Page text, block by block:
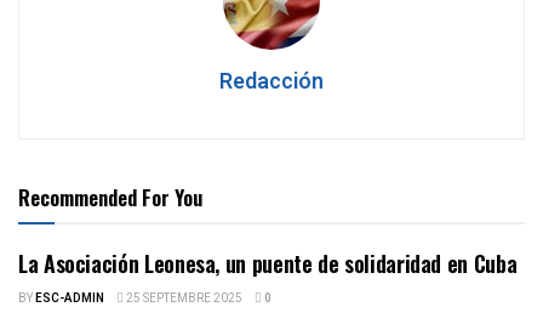
Redacción
Recommended For You
La Asociación Leonesa, un puente de solidaridad en Cuba
BYESC-ADMIN 25 SEPTEMBRE 2025 0